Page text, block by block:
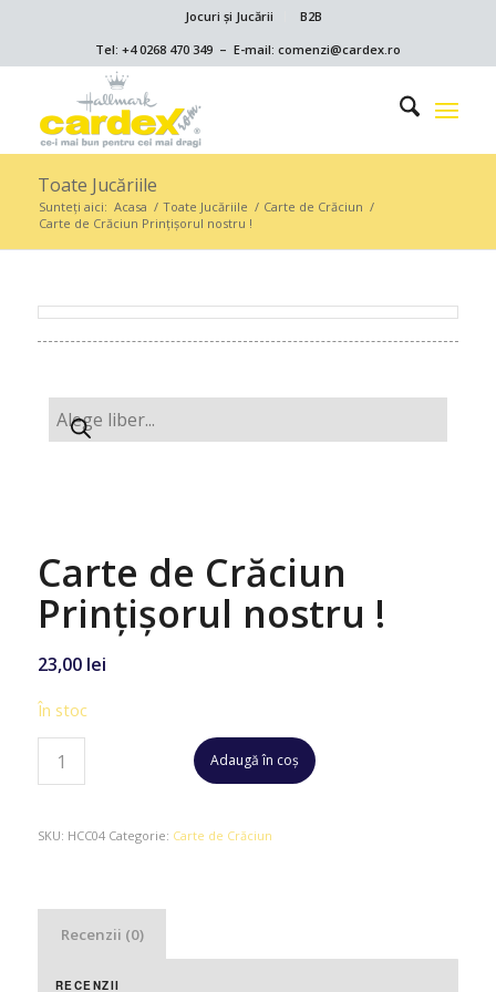
Jocuri și Jucării
B2B
Tel: +4 0268 470 349 – E-mail: comenzi@cardex.ro
Toate Jucăriile
Sunteți aici: Acasa / Toate Jucăriile / Carte de Crăciun /
Carte de Crăciun Prințișorul nostru !
Carte de Crăciun
Prințișorul nostru !
23,00 lei
În stoc
Adaugă în coș
SKU: HCC04 Categorie: Carte de Crăciun
Recenzii (0)
RECENZII